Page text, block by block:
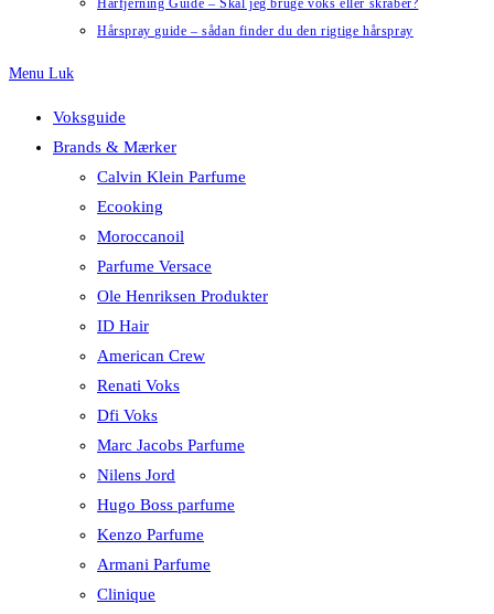
Hårfjerning Guide – Skal jeg bruge voks eller skraber?
Hårspray guide – sådan finder du den rigtige hårspray
Menu Luk
Voksguide
Brands & Mærker
Calvin Klein Parfume
Ecooking
Moroccanoil
Parfume Versace
Ole Henriksen Produkter
ID Hair
American Crew
Renati Voks
Dfi Voks
Marc Jacobs Parfume
Nilens Jord
Hugo Boss parfume
Kenzo Parfume
Armani Parfume
Clinique